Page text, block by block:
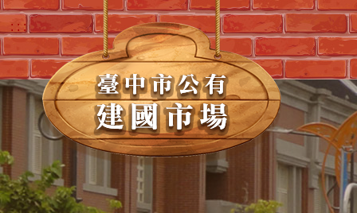
跳到主要內容
:::